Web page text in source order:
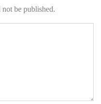
be published.